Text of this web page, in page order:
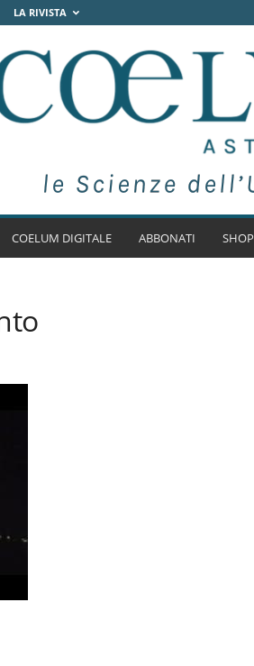
LA RIVISTA
COELUM DIGITALE ABBONATI SHOP